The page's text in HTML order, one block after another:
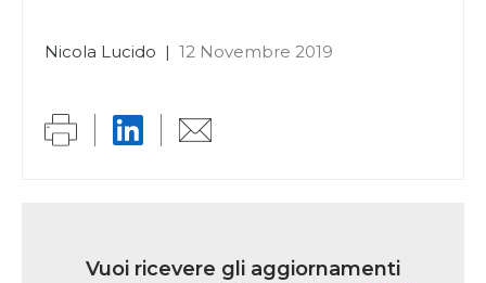
Nicola Lucido | 12 Novembre 2019
iscrizioneVuoi ricevere gli aggiornamenti